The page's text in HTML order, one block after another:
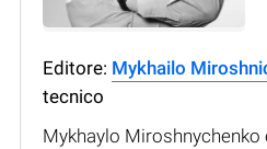
Editore: Mykhailo
tecnico
Mykhaylo Miroshnychenko